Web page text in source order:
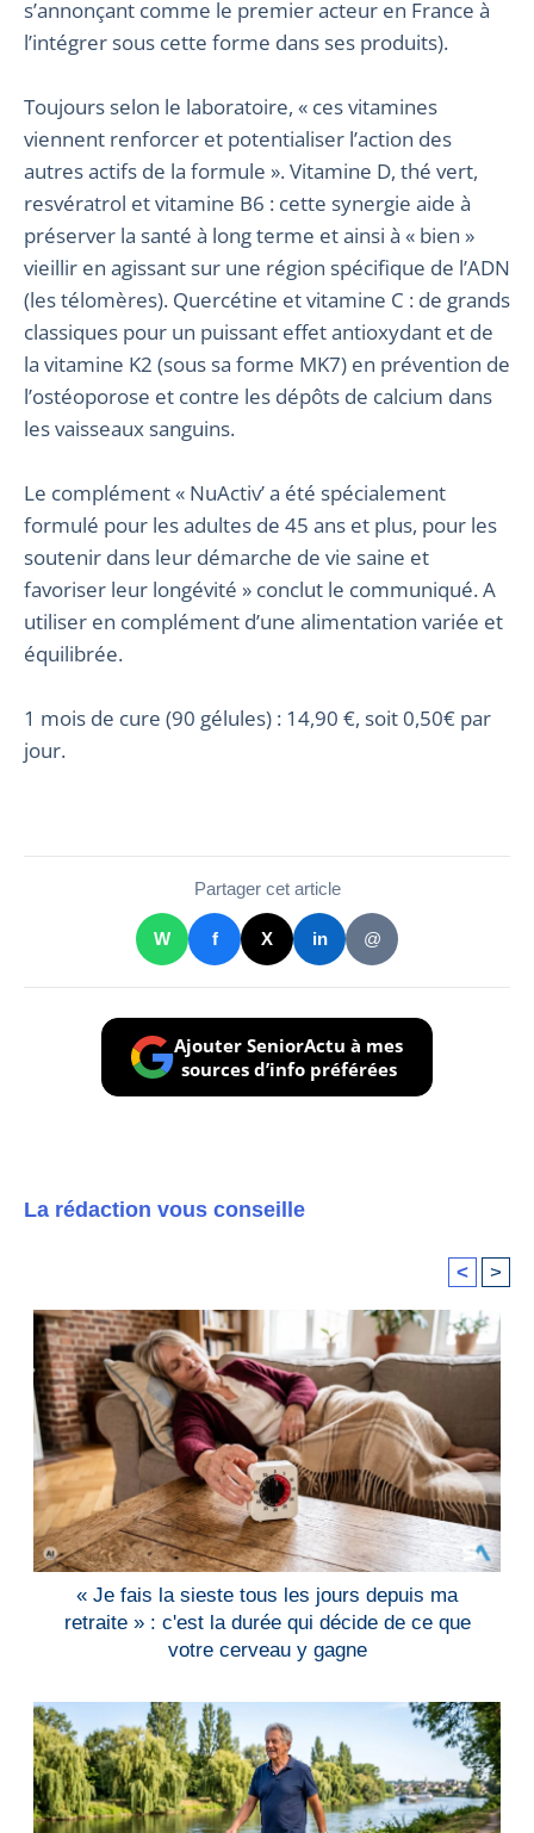
s’annonçant comme le premier acteur en France à
l’intégrer sous cette forme dans ses produits).
Toujours selon le laboratoire, « ces vitamines
viennent renforcer et potentialiser l’action des
autres actifs de la formule ». Vitamine D, thé vert,
resvératrol et vitamine B6 : cette synergie aide à
préserver la santé à long terme et ainsi à « bien »
vieillir en agissant sur une région spécifique de l’ADN
(les télomères). Quercétine et vitamine C : de grands
classiques pour un puissant effet antioxydant et de
la vitamine K2 (sous sa forme MK7) en prévention de
l’ostéoporose et contre les dépôts de calcium dans
les vaisseaux sanguins.
Le complément « NuActiv’ a été spécialement
formulé pour les adultes de 45 ans et plus, pour les
soutenir dans leur démarche de vie saine et
favoriser leur longévité » conclut le communiqué. A
utiliser en complément d’une alimentation variée et
équilibrée.
1 mois de cure (90 gélules) : 14,90 €, soit 0,50€ par
jour.
Partager cet article
W f X in @
Ajouter SeniorActu à mes
sources d’info préférées
La rédaction vous conseille
< >
« Je fais la sieste tous les jours depuis ma
retraite » : c'est la durée qui décide de ce que
votre cerveau y gagne